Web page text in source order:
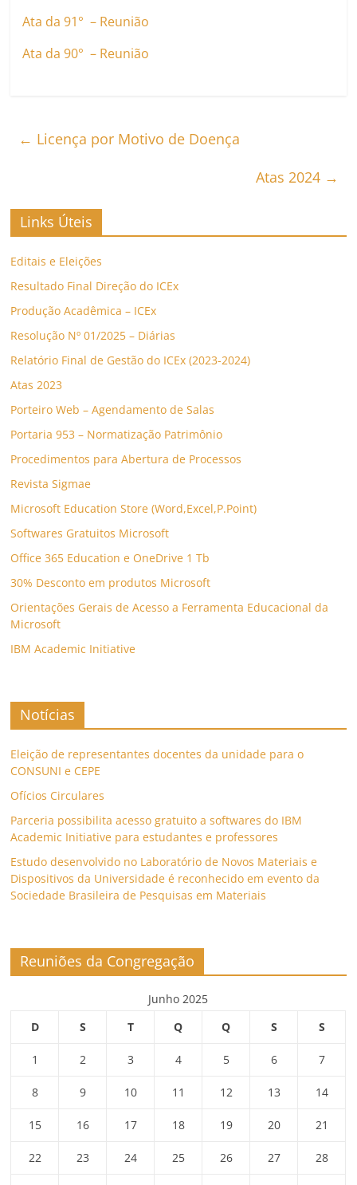
Ata da 91° – Reunião
Ata da 90° – Reunião
← Licença por Motivo de Doença
Atas 2024 →
Links Úteis
Editais e Eleições
Resultado Final Direção do ICEx
Produção Acadêmica – ICEx
Resolução Nº 01/2025 – Diárias
Relatório Final de Gestão do ICEx (2023-2024)
Atas 2023
Porteiro Web – Agendamento de Salas
Portaria 953 – Normatização Patrimônio
Procedimentos para Abertura de Processos
Revista Sigmae
Microsoft Education Store (Word,Excel,P.Point)
Softwares Gratuitos Microsoft
Office 365 Education e OneDrive 1 Tb
30% Desconto em produtos Microsoft
Orientações Gerais de Acesso a Ferramenta Educacional da
Microsoft
IBM Academic Initiative
Notícias
Eleição de representantes docentes da unidade para o
CONSUNI e CEPE
Ofícios Circulares
Parceria possibilita acesso gratuito a softwares do IBM
Academic Initiative para estudantes e professores
Estudo desenvolvido no Laboratório de Novos Materiais e
Dispositivos da Universidade é reconhecido em evento da
Sociedade Brasileira de Pesquisas em Materiais
Reuniões da Congregação
Junho 2025
D
S T Q Q S S
1 2 3 4 5 6 7
8 9 10 11 12 13 14
15 16 17 18 19 20 21
22 23 24 25 26 27 28